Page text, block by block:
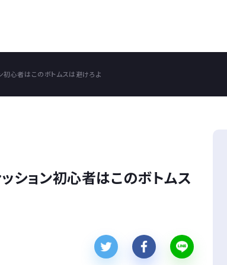
初心者はこのボトムスは避けろよ
ション初心者はこのボトムス